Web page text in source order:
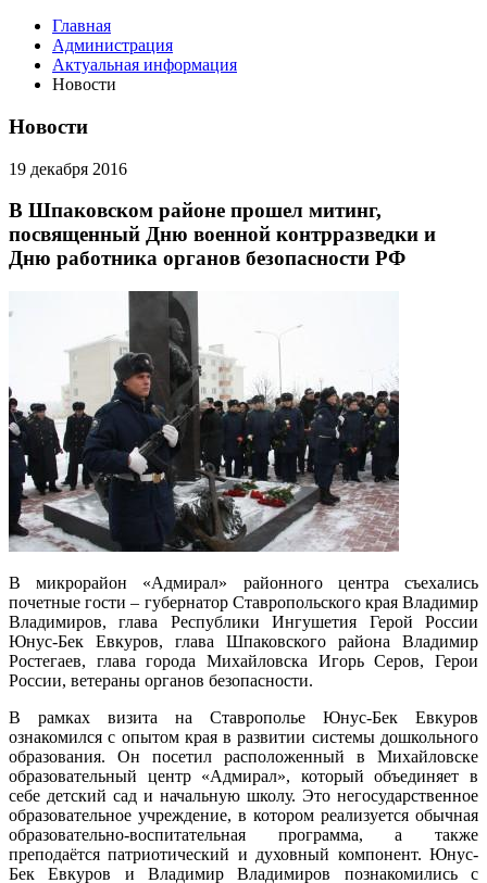
Главная
Администрация
Актуальная информация
Новости
Новости
19 декабря 2016
В Шпаковском районе прошел митинг,
посвященный Дню военной контрразведки и
Дню работника органов безопасности РФ
В микрорайон «Адмирал» районного центра съехались
почетные гости – губернатор Ставропольского края Владимир
Владимиров, глава Республики Ингушетия Герой России
Юнус-Бек Евкуров, глава Шпаковского района Владимир
Ростегаев, глава города Михайловска Игорь Серов, Герои
России, ветераны органов безопасности.
В рамках визита на Ставрополье Юнус-Бек Евкуров
ознакомился с опытом края в развитии системы дошкольного
образования. Он посетил расположенный в Михайловске
образовательный центр «Адмирал», который объединяет в
себе детский сад и начальную школу. Это негосударственное
образовательное учреждение, в котором реализуется обычная
образовательно-воспитательная программа, а также
преподаётся патриотический и духовный компонент. Юнус-
Бек Евкуров и Владимир Владимиров познакомились с